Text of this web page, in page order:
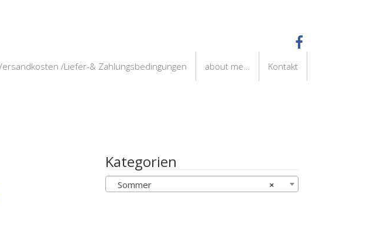
/Liefer-& Zahlungsbedingungen about me… Kontakt
Kategorien
×
Sommer